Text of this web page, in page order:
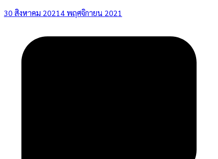
30 สิงหาคม 2021 4 พฤศจิกายน 2021